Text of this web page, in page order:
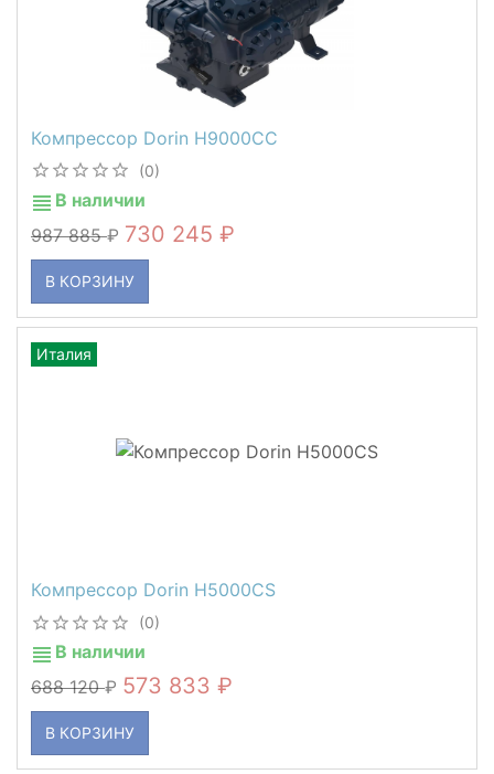
Компрессор Dorin H9000CC
(0)
В наличии
987 885
730 245
В КОРЗИНУ
Компрессор Dorin H5000CS
(0)
В наличии
688 120
573 833
В КОРЗИНУ
Италия